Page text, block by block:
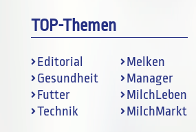
TOP-Themen
Editorial
Gesundheit
Futter
Technik
Melken
Manager
MilchLeben
MilchMarkt